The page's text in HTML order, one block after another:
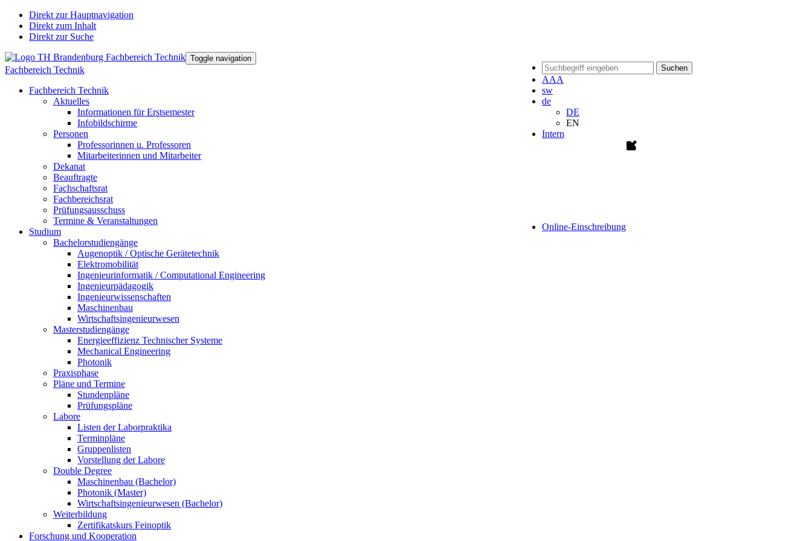
Direkt zur Hauptnavigation
Direkt zum Inhalt
Direkt zur Suche
Suchen
AAA
sw
de
DE
EN
Intern
Online-Einschreibung
Toggle navigation
Fachbereich Technik
Fachbereich Technik
Aktuelles
Informationen für Erstsemester
Infobildschirme
Personen
Professorinnen u. Professoren
Mitarbeiterinnen und Mitarbeiter
Dekanat
Beauftragte
Fachschaftsrat
Fachbereichsrat
Prüfungsausschuss
Termine & Veranstaltungen
Studium
Bachelorstudiengänge
Augenoptik / Optische Gerätetechnik
Elektromobilität
Ingenieurinformatik / Computational Engineering
Ingenieurpädagogik
Ingenieurwissenschaften
Maschinenbau
Wirtschaftsingenieurwesen
Masterstudiengänge
Energieeffizienz Technischer Systeme
Mechanical Engineering
Photonik
Praxisphase
Pläne und Termine
Stundenpläne
Prüfungspläne
Labore
Listen der Laborpraktika
Terminpläne
Gruppenlisten
Vorstellung der Labore
Double Degree
Maschinenbau (Bachelor)
Photonik (Master)
Wirtschaftsingenieurwesen (Bachelor)
Weiterbildung
Zertifikatskurs Feinoptik
Forschung und Kooperation